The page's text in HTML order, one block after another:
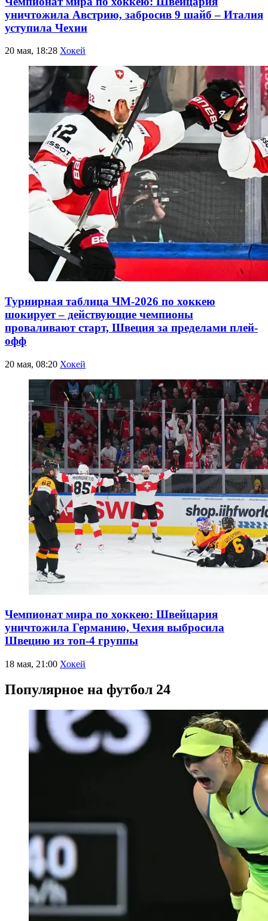
уничтожила Австрию, забросив 9 шайб – Италия
уступила Чехии
20 мая, 18:28 Хокей
Турнирная таблица ЧМ-2026 по хоккею
шокирует – действующие чемпионы
проваливают старт, Швеция за пределами плей-
офф
20 мая, 08:20 Хокей
Чемпионат мира по хоккею: Швейцария
уничтожила Германию, Чехия выбросила
Швецию из топ-4 группы
18 мая, 21:00 Хокей
Популярное на футбол 24